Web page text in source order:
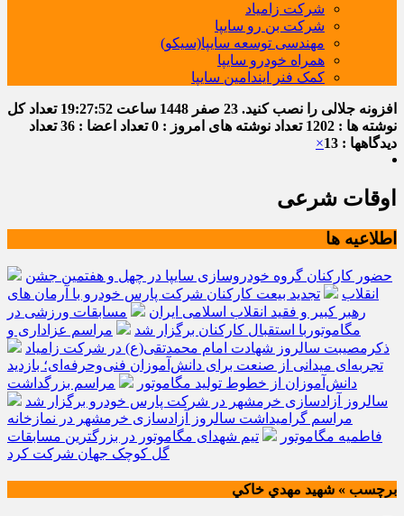
شرکت زامیاد
شرکت بن رو سایپا
مهندسی توسعه سایپا(سیکو)
همراه خودرو سایپا
کمک فنر ایندامین سایپا
افزونه جلالی را نصب کنید. 23 صفر 1448 ساعت 19:27:52 تعداد کل
نوشته ها : 1202
تعداد نوشته های امروز : 0 تعداد اعضا : 36
تعداد
دیدگاهها : 13
×
اوقات شرعی
اطلاعیه ها
حضور کارکنان گروه خودروسازی سایپا در چهل و هفتمین جشن
انقلاب
تجدید بیعت کارکنان شرکت پارس خودرو با آرمان های
رهبر کبیر و فقید انقلاب اسلامی ایران
مسابقات ورزشی در
مگاموتوربا استقبال کارکنان برگزار شد
مراسم عزاداری و
ذکرمصیبت سالروز شهادت امام محمدتقی(ع) در شرکت زامیاد
تجربه‌ای میدانی از صنعت برای دانش‌آموزان فنی‌وحرفه‌ای؛ بازدید
دانش‌آموزان از خطوط تولید مگاموتور
مراسم بزرگداشت
سالروز آزادسازی خرمشهر در شرکت پارس خودرو برگزار شد
مراسم گرامیداشت سالروز آزادسازی خرمشهر در نمازخانه
فاطمیه مگاموتور
تیم شهدای مگاموتور در بزرگترین مسابقات
گل کوچک جهان شرکت کرد
برچسب » شهيد مهدي خاكي